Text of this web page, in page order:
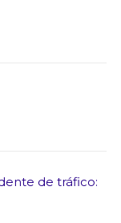
de tráfico: